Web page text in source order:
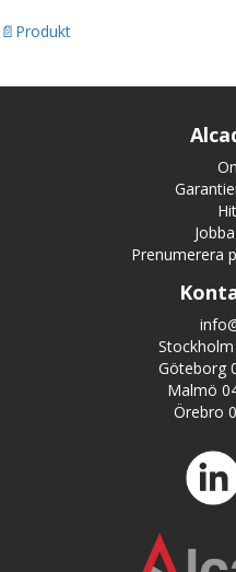
Produkt
Prenumerera
Göteborg
Malmö
Örebro